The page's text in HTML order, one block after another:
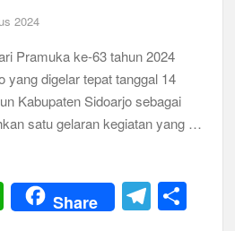
Disiplin dan Kepedulian
SMP YPM 1 Taman: Saat
Demokrasi, Kwarran Jabon Gelar
2026
2024
Pramuka ke-63 tahun 2024
yang digelar tepat tanggal 14
Kabupaten Sidoarjo sebagai
satu gelaran kegiatan yang …
W Share T